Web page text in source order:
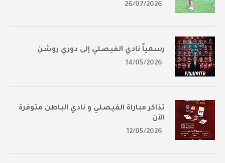
26/07/2026
رسمياً نادي الفيصلي إلى دوري روشن
14/05/2026
تذاكر مباراة الفيصلي و نادي الباطن متوفرة
الآن
12/05/2026